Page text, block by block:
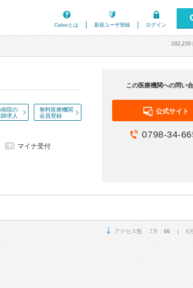
Calooとは
新規ユーザ登録 ログイン
182,230
病院の
求人
無料医療機関
会員登録
マイナ受付
この医療機関への問い
公式サイト
0798-34-
アクセス数 7月： 66 | 6月